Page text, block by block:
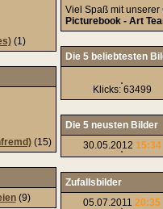
(1)
(15)
(9)
Viel Spaß mit
Picturebook - Art
Die 5 beliebtesten
Klicks: 63499
Die 5 neusten Bilder
30.05.2012 15:34
Zufallsbilder
05.07.2011 20:35